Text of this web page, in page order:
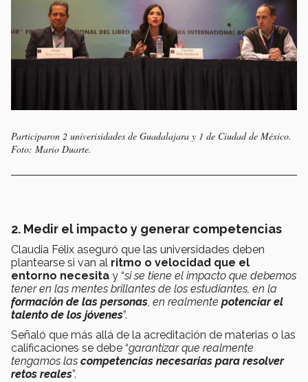
Participaron 2 univerisidades de Guadalajara y 1 de Ciudad de México.
Foto: Mario Duarte.
2. Medir el impacto y generar competencias
Claudia Félix aseguró que las universidades deben
plantearse si van al ritmo o velocidad que el
entorno necesita y “si se tiene el impacto que debemos
tener en las mentes brillantes de los estudiantes, en la
formación de las personas, en realmente potenciar el
talento de los jóvenes”.
Señaló que más allá de la acreditación de materias o las
calificaciones se debe “garantizar que realmente
tengamos las competencias necesarias para resolver
retos reales”.